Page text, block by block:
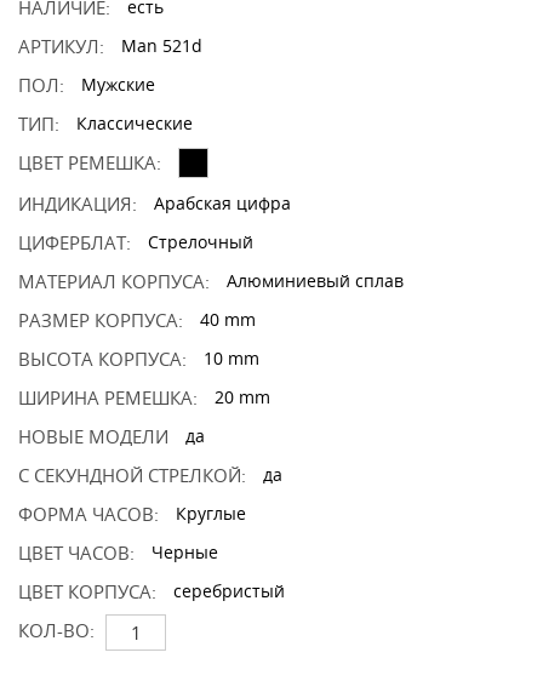
НАЛИЧИЕ: есть
АРТИКУЛ: Man 521d
ПОЛ: Мужские
ТИП: Классические
ЦВЕТ РЕМЕШКА:
ИНДИКАЦИЯ:
Арабская цифра
ЦИФЕРБЛАТ: Стрелочный
МАТЕРИАЛ КОРПУСА: Алюминиевый сплав
РАЗМЕР КОРПУСА: 40 mm
ВЫСОТА КОРПУСА: 10 mm
ШИРИНА РЕМЕШКА: 20 mm
НОВЫЕ МОДЕЛИ да
С СЕКУНДНОЙ СТРЕЛКОЙ: да
ФОРМА ЧАСОВ: Круглые
ЦВЕТ ЧАСОВ: Черные
ЦВЕТ КОРПУСА: серебристый
КОЛ-ВО: